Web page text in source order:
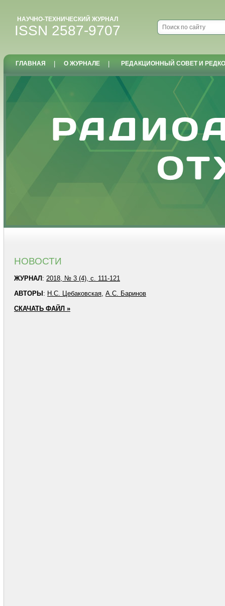
НАУЧНО-ТЕХНИЧЕСКИЙ ЖУРНАЛ
ISSN 2587-9707
ГЛАВНАЯ О ЖУРНАЛЕ РЕДАКЦИОННЫЙ СОВЕТ И
НОВОСТИ
ЖУРНАЛ : 2018, № 3 (4), с. 111-121
АВТОРЫ : Н.С. Цебаковская, А.С. Баринов
СКАЧАТЬ ФАЙЛ »